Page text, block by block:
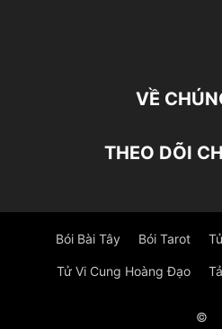
VỀ
THEO DÕI
Bói Bài Tây Bói Tarot
Tử Vi Cung Hoàng Đạo
©